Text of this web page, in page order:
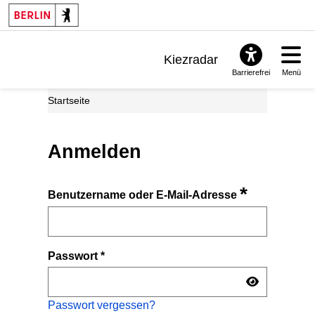
Kiezradar
Barrierefrei Menü
Startseite
Anmelden
Benutzername oder E-Mail-Adresse*
Passwort*
Passwort vergessen?